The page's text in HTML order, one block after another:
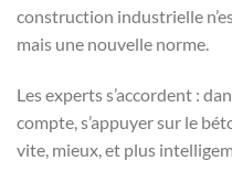
construction industrielle
mais une nouvelle norme.
Les experts s’accordent :
compte, s’appuyer sur le
vite, mieux, et plus